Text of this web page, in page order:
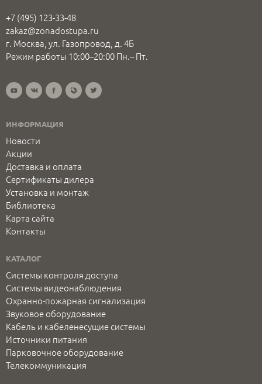
+7 (495) 123-33-48
zakaz@zonadostupa.ru
г. Москва, ул. Газопровод, д. 4Б
Режим работы 10:00–20:00 Пн.– Пт.
ИНФОРМАЦИЯ
Новости
Акции
Доставка и оплата
Сертификаты дилера
Установка и монтаж
Библиотека
Карта сайта
Контакты
КАТАЛОГ
Системы контроля доступа
Системы видеонаблюдения
Охранно-пожарная сигнализация
Звуковое оборудование
Кабель и кабеленесущие системы
Источники питания
Парковочное оборудование
Телекоммуникация